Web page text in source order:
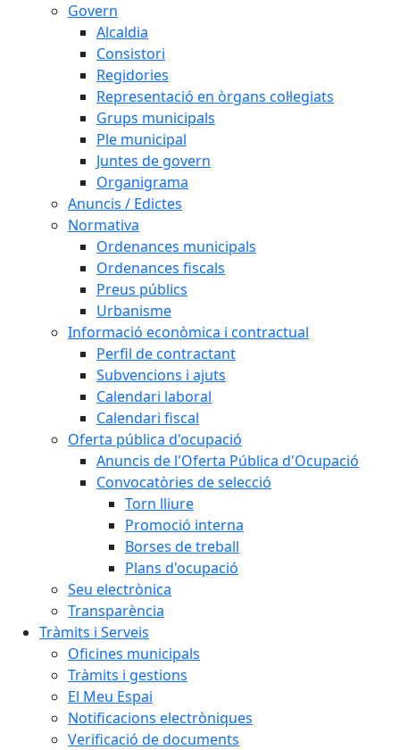
Govern
Alcaldia
Consistori
Regidories
Representació en òrgans col·legiats
Grups municipals
Ple municipal
Juntes de govern
Organigrama
Anuncis / Edictes
Normativa
Ordenances municipals
Ordenances fiscals
Preus públics
Urbanisme
Informació econòmica i contractual
Perfil de contractant
Subvencions i ajuts
Calendari laboral
Calendari fiscal
Oferta pública d'ocupació
Anuncis de l'Oferta Pública d'Ocupació
Convocatòries de selecció
Torn lliure
Promoció interna
Borses de treball
Plans d'ocupació
Seu electrònica
Transparència
Tràmits i Serveis
Oficines municipals
Tràmits i gestions
El Meu Espai
Notificacions electròniques
Verificació de documents